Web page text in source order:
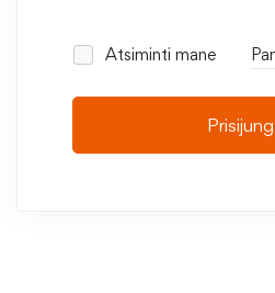
Atsiminti mane